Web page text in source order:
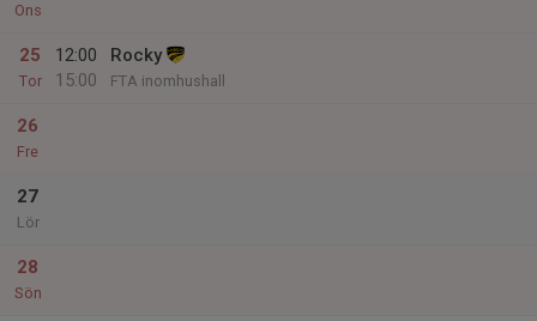
Ons
25
Tor
12:00
15:00
Rocky
FTA inomhushall
26
Fre
27
Lör
28
Sön